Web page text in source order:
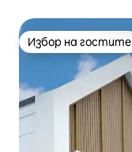
Избор на гостите
Избор на гостите